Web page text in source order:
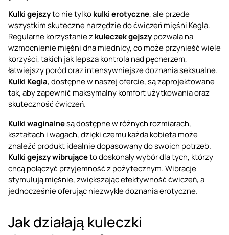
Kulki gejszyto nie tylkokulki erotyczne, ale przede
wszystkim skuteczne narzędzie do ćwiczeń mięśni Kegla.
Regularne korzystanie zkuleczek gejszypozwala na
wzmocnienie mięśni dna miednicy, co może przynieść wiele
korzyści, takich jak lepsza kontrola nad pęcherzem,
łatwiejszy poród oraz intensywniejsze doznania seksualne.
Kulki Kegla, dostępne w naszej ofercie, są zaprojektowane
tak, aby zapewnić maksymalny komfort użytkowania oraz
skuteczność ćwiczeń.
Kulki waginalnesą dostępne w różnych rozmiarach,
kształtach i wagach, dzięki czemu każda kobieta może
znaleźć produkt idealnie dopasowany do swoich potrzeb.
Kulki gejszy wibrująceto doskonały wybór dla tych, którzy
chcą połączyć przyjemność z pożytecznym. Wibracje
stymulują mięśnie, zwiększając efektywność ćwiczeń, a
jednocześnie oferując niezwykłe doznania erotyczne.
Jak działają kuleczki